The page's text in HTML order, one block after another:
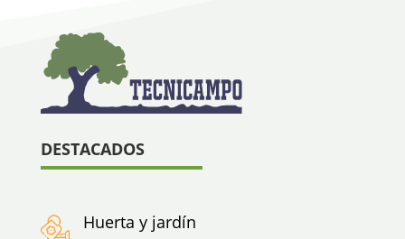
DESTACADOS
Huerta y jardín